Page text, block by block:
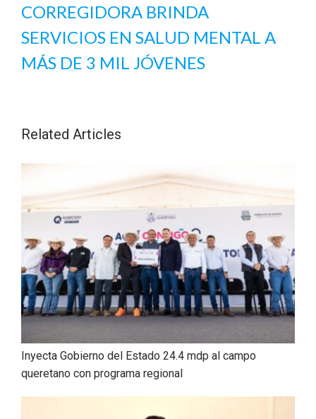
CORREGIDORA BRINDA
SERVICIOS EN SALUD MENTAL A
MÁS DE 3 MIL JÓVENES
Related Articles
Inyecta Gobierno del Estado 24.4 mdp al campo
queretano con programa regional